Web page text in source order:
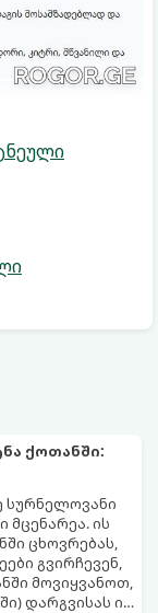
ქოთანში:
სურნელოვანი
ის
ცხოვრებას,
გვირჩევენ,
მოვიყვანოთ,
დარგვისას ის